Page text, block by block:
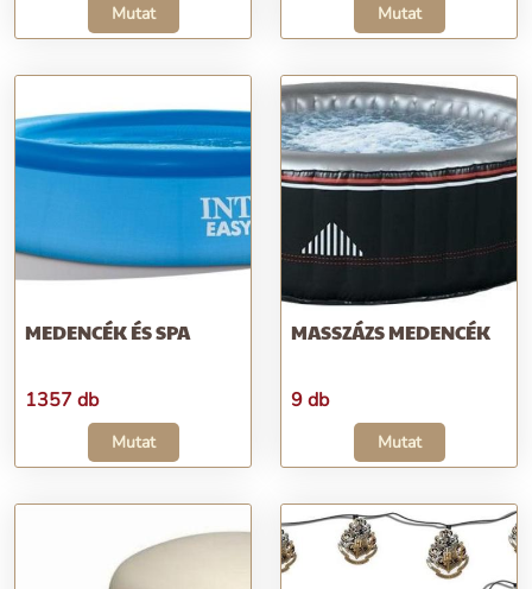
Mutat Mutat
MEDENCÉK ÉS SPA
1357 db
Mutat
MASSZÁZS MEDENCÉK
9 db
Mutat